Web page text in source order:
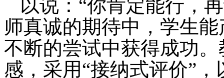
以说：“你肯定能行，
师真诚的期待中，学生
不断的尝试中获得成功
感，采用“接纳式评价”